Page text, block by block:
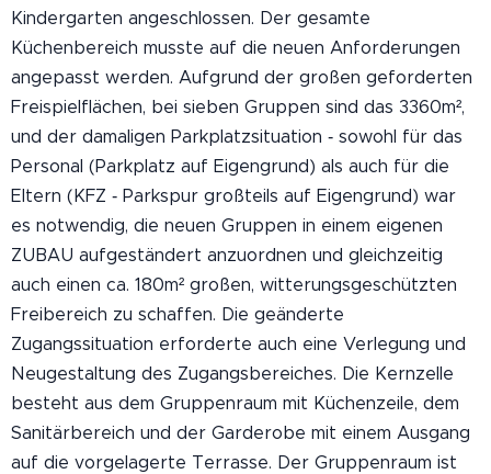
Kindergarten angeschlossen. Der gesamte
Küchenbereich musste auf die neuen Anforderungen
angepasst werden. Aufgrund der großen geforderten
Freispielflächen, bei sieben Gruppen sind das 3360m²,
und der damaligen Parkplatzsituation ‐ sowohl für das
Personal (Parkplatz auf Eigengrund) als auch für die
Eltern (KFZ ‐ Parkspur großteils auf Eigengrund) war
es notwendig, die neuen Gruppen in einem eigenen
ZUBAU aufgeständert anzuordnen und gleichzeitig
auch einen ca. 180m² großen, witterungsgeschützten
Freibereich zu schaffen. Die geänderte
Zugangssituation erforderte auch eine Verlegung und
Neugestaltung des Zugangsbereiches. Die Kernzelle
besteht aus dem Gruppenraum mit Küchenzeile, dem
Sanitärbereich und der Garderobe mit einem Ausgang
auf die vorgelagerte Terrasse. Der Gruppenraum ist